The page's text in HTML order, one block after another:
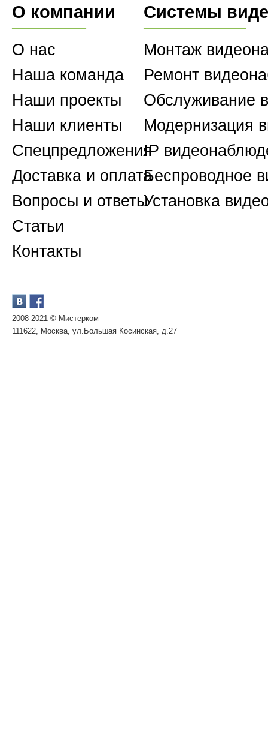
О компании
О нас
Наша команда
Наши проекты
Наши клиенты
Спецпредложения
Доставка и оплата
Вопросы и ответы
Статьи
Контакты
2008-2021 © Мистерком
111622, Москва, ул.Большая Косинская, д.27
Системы
Монтаж
Ремонт
Обслуживание
Модернизация
IP
Беспроводное
Установка